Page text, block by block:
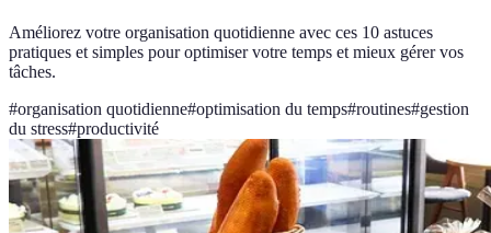
Améliorez votre organisation quotidienne avec ces 10 astuces
pratiques et simples pour optimiser votre temps et mieux gérer vos
tâches.
#organisation quotidienne#optimisation du temps#routines#gestion
du stress#productivité